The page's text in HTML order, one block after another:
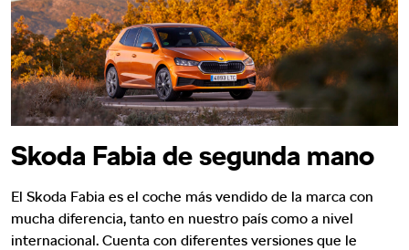
Skoda Fabia de segunda mano
El Skoda Fabia es el coche más vendido de la marca con
mucha diferencia, tanto en nuestro país como a nivel
internacional. Cuenta con diferentes versiones que le